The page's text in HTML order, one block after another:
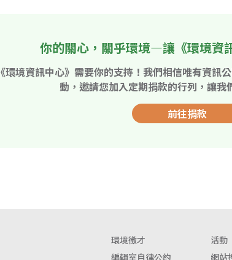
你的關心，關乎環境—讓《環境資
《環境資訊中心》需要你的支持！我們相信唯有資訊
動，邀請您加入定期捐款的行列，讓我
前往捐款
環境徵才 活動
編輯室自律公約
網站